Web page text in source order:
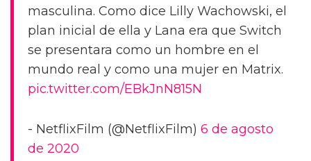
masculina. Como dice Lilly Wachowski, el
plan inicial de ella y Lana era que Switch
se presentara como un hombre en el
mundo real y como una mujer en Matrix.
pic.twitter.com/EBkJnN815N
- NetflixFilm (@NetflixFilm) 6 de agosto
de 2020